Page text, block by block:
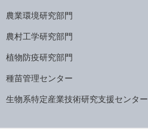
農業環境研究部門
農村工学研究部門
植物防疫研究部門
種苗管理センター
生物系特定産業技術研究支援センター